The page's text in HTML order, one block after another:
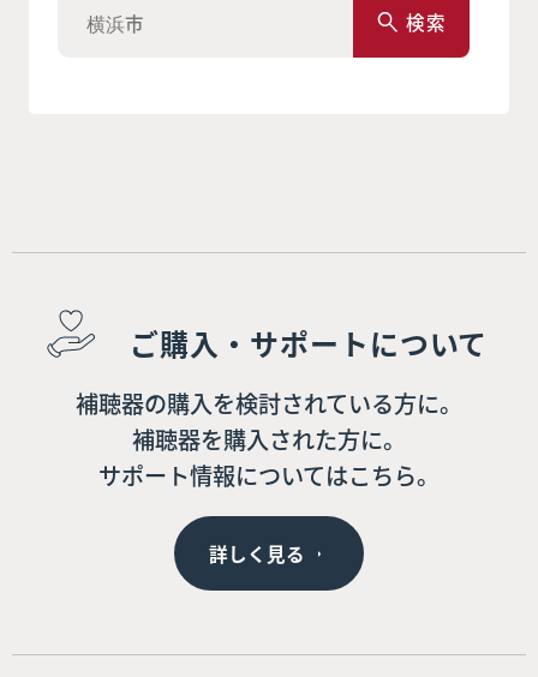
検索
ご購入・サポートについて
補聴器の購入を検討されている方に。
補聴器を購入された方に。
サポート情報についてはこちら。
詳しく見る